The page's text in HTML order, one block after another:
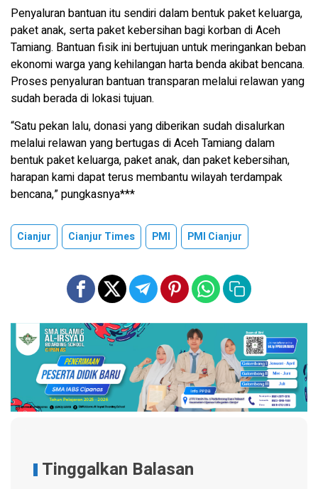
Penyaluran bantuan itu sendiri dalam bentuk paket keluarga,
paket anak, serta paket kebersihan bagi korban di Aceh
Tamiang. Bantuan fisik ini bertujuan untuk meringankan beban
ekonomi warga yang kehilangan harta benda akibat bencana.
Proses penyaluran bantuan transparan melalui relawan yang
sudah berada di lokasi tujuan.
“Satu pekan lalu, donasi yang diberikan sudah disalurkan
melalui relawan yang bertugas di Aceh Tamiang dalam
bentuk paket keluarga, paket anak, dan paket kebersihan,
harapan kami dapat terus membantu wilayah terdampak
bencana,” pungkasnya***
Cianjur Cianjur Times PMI PMI Cianjur
Tinggalkan Balasan